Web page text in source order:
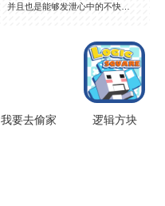
并且也是能够发泄心中的不快
是一些格斗的游戏，其实是非常
的有趣，也是相当的刺激的，游
戏中是有一些不同的场景都是能
够去进行体验的，我们也是能够
去刺激的进行对战的，小编现在
就是收集了一些有意思的拳击游
戏，相信你们一定会喜欢的。
我要去偷家 逻辑方块